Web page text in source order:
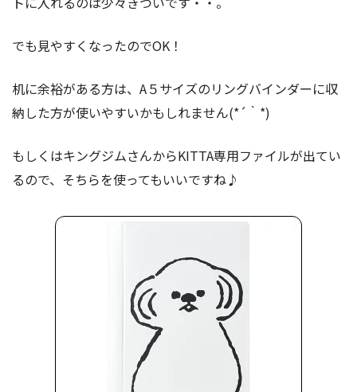
でも見やすくなったのでOK！
机に余裕がある方は、A５サイズのリングバインダーに収
納した方が使いやすいかもしれません(*´｀*)
もしくはキングジムさんからKITTA専用ファイルが出てい
るので、そちらを使ってもいいですね♪